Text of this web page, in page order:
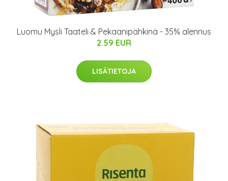
Luomu Mysli Taateli & Pekaanipähkinä - 35% alennus
2.59 EUR
LISÄTIETOJA